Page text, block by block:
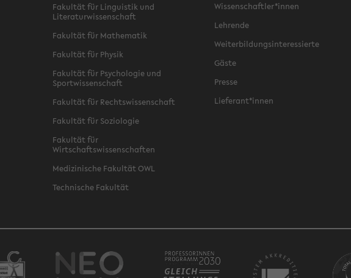
Fakultät für Linguistik und
Literaturwissenschaft
Fakultät für Mathematik
Fakultät für Physik
Fakultät für Psychologie und
Sportwissenschaft
Fakultät für Rechtswissenschaft
Fakultät für Soziologie
Fakultät für
Wirtschaftswissenschaften
Medizinische Fakultät OWL
Technische Fakultät
Wissenschaftler*innen
Lehrende
Weiterbildungsinteressierte
Gäste
Presse
Lieferant*innen